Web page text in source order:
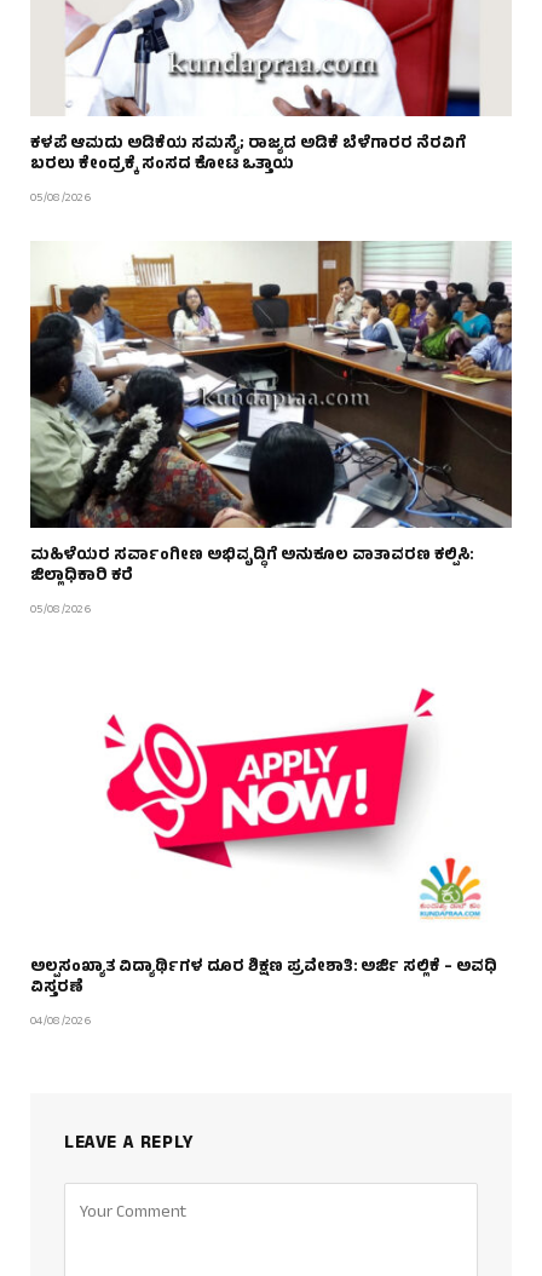
ಕಳಪೆ ಆಮದು ಅಡಿಕೆಯ ಸಮಸ್ಯೆ; ರಾಜ್ಯದ ಅಡಿಕೆ ಬೆಳೆಗಾರರ ನೆರವಿಗೆ
ಬರಲು ಕೇಂದ್ರಕ್ಕೆ ಸಂಸದ ಕೋಟ ಒತ್ತಾಯ
05/08/2026
ಮಹಿಳೆಯರ ಸರ್ವಾಂಗೀಣ ಅಭಿವೃದ್ಧಿಗೆ ಅನುಕೂಲ ವಾತಾವರಣ ಕಲ್ಪಿಸಿ:
ಜಿಲ್ಲಾಧಿಕಾರಿ ಕರೆ
05/08/2026
ಅಲ್ಪಸಂಖ್ಯಾತ ವಿದ್ಯಾರ್ಥಿಗಳ ದೂರ ಶಿಕ್ಷಣ ಪ್ರವೇಶಾತಿ: ಅರ್ಜಿ ಸಲ್ಲಿಕೆ – ಅವಧಿ
ವಿಸ್ತರಣೆ
04/08/2026
LEAVE A REPLY